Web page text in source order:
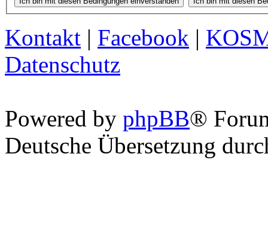
Kontakt | Facebook |
Datenschutz
Powered by phpBB®
Deutsche Übersetzung